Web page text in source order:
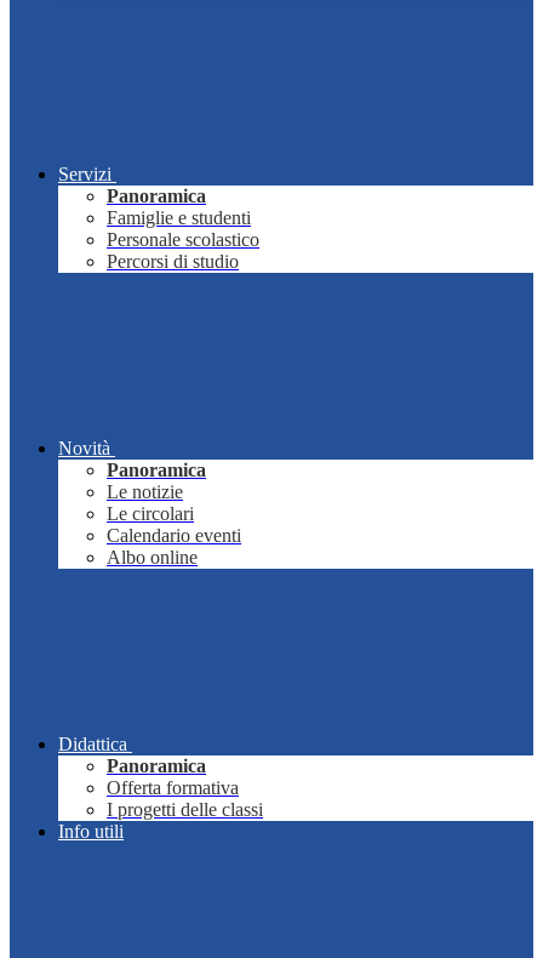
Servizi
Panoramica
Famiglie e studenti
Personale scolastico
Percorsi di studio
Novità
Panoramica
Le notizie
Le circolari
Calendario eventi
Albo online
Didattica
Panoramica
Offerta formativa
I progetti delle classi
Info utili